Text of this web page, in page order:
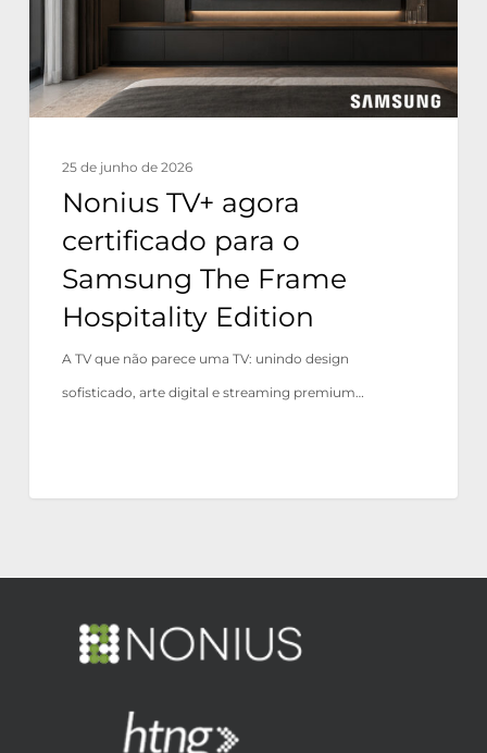
Samsung
The
Frame
25 de junho de 2026
Nonius TV+ agora
certificado para o
Samsung The Frame
Hospitality Edition
A TV que não parece uma TV: unindo design
sofisticado, arte digital e streaming premium…